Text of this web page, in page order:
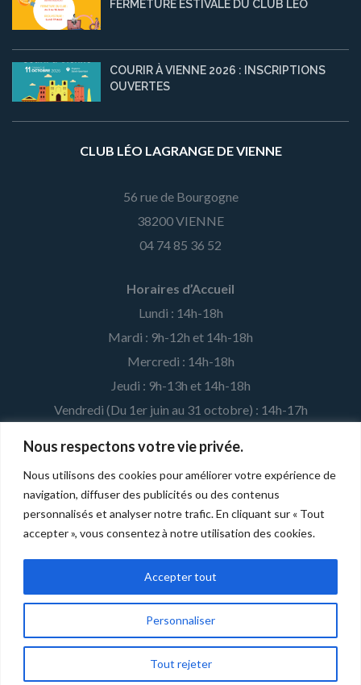
Nous respectons votre vie privée.
Nous utilisons des cookies pour améliorer votre expérience de
navigation, diffuser des publicités ou des contenus
personnalisés et analyser notre trafic. En cliquant sur « Tout
accepter », vous consentez à notre utilisation des cookies.
Personnaliser
Tout rejeter
Accepter tout
FERMETURE ESTIVALE DU CLUB LÉO
COURIR À VIENNE 2026 : INSCRIPTIONS
OUVERTES
CLUB LÉO LAGRANGE DE VIENNE
56 rue de Bourgogne
38200 VIENNE
04 74 85 36 52
Horaires d’Accueil
Lundi : 14h-18h
Mardi : 9h-12h et 14h-18h
Mercredi : 14h-18h
Jeudi : 9h-13h et 14h-18h
Vendredi (Du 1er juin au 31 octobre) : 14h-17h
MENTIONS LÉGALES ET CRÉDITS
Développé par laFédération Léo Lagrangepour l'association
affiliée. |Mentions légales
Copyright © 2026Club Léo Lagrange de Vienne· Halcyon | Développé
parRara Theme· Propulsé par:WordPress·